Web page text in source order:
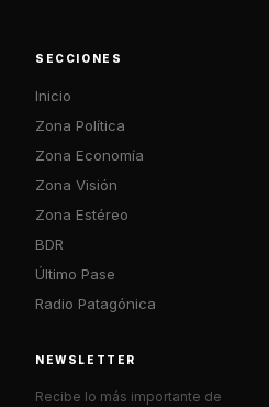
SECCIONES
Inicio
Zona Política
Zona Economía
Zona Visión
Zona Estéreo
BDR
Último Pase
Radio Patagónica
NEWSLETTER
Recibe lo más importante de